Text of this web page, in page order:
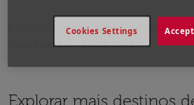
Página inicial Voos
Voos
Voos Bolonha - Arábia Saudita
Explorar mais destinos
Cookies Settings